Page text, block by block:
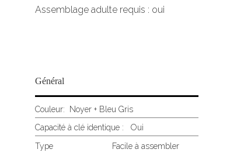
Assemblage adulte requis : oui
Général
Couleur: Noyer + Bleu Gris
Capacité à clé identique : Oui
Type
Facile à assembler